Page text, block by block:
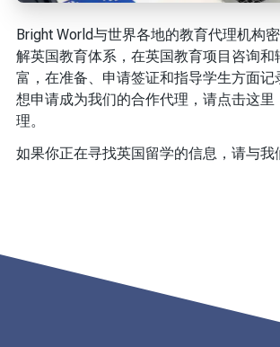
Bright World与世界各地的教育代理机构
解英国教育体系，在英国教育项目咨询和
富，在准备、申请签证和指导学生方面记
想申请成为我们的合作代理，请点击这里
理。
如果你正在寻找英国留学的信息，请与我